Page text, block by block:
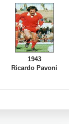
1943
Ricardo Pavoni